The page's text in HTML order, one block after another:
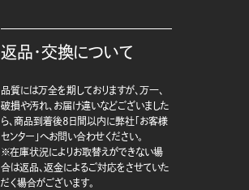
返品・交換について
品質には万全を期しておりますが、万一、
破損や汚れ、お届け違いなどございました
ら、商品到着後8日間以内に弊社「お客様
センター」へお問い合わせください。
※在庫状況によりお取替えができない場
合は返品、返金によるご対応をさせていた
だく場合がございます。